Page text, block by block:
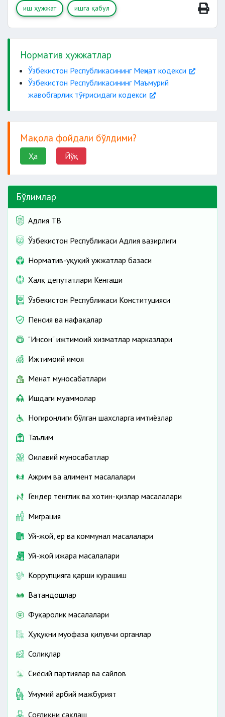
(ҳарбий хизматга мажбурлар
ёки чақирилувчилар учун)
диплом
иш ҳужжат ишга қабул
Норматив ҳужжатлар
Ўзбекистон Республикасининг Меҳнат кодекси
Ўзбекистон Республикасининг Маъмурий
жавобгарлик тўғрисидаги кодекси
Мақола фойдали бўлдими?
Ҳа Йўқ
Бўлимлар
Адлия ТВ
Ўзбекистон Республикаси Адлия вазирлиги
Норматив-ҳуқуқий ҳужжатлар базаси
Халқ депутатлари Кенгаши
Ўзбекистон Республикаси Конституцияси
Пенсия ва нафақалар
"Инсон" ижтимоий хизматлар марказлари
Ижтимоий ҳимоя
Меҳнат муносабатлари
Ишдаги муаммолар
Ногиронлиги бўлган шахсларга имтиёзлар
Таълим
Оилавий муносабатлар
Ажрим ва алимент масалалари
Гендер тенглик ва хотин-қизлар масалалари
Миграция
Уй-жой, ер ва коммунал масалалари
Уй-жой ижара масалалари
Коррупцияга қарши курашиш
Ватандошлар
Фуқаролик масалалари
Ҳуқуқни муҳофаза қилувчи органлар
Солиқлар
Сиёсий партиялар ва сайлов
Умумий ҳарбий мажбурият
Соғлиқни сақлаш